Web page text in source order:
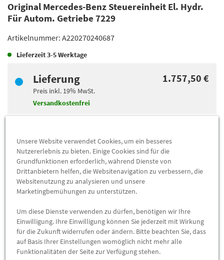
Original Mercedes-Benz Steuereinheit El. Hydr.
Für Autom. Getriebe 7229
Artikelnummer: A220270240687
Lieferzeit3-5 Werktage
Lieferung
Preis inkl. 19% MwSt.
Versandkostenfrei
1.757,50 €
Abholung
Preis inkl. 19% MwSt.
Abholbar andiesen Standorten
-
ZUM WARENKORB HINZUFÜGEN
Herstellerangaben:Mercedes-Benz AG |Mercedesstr. 120 |
70723 Stuttgart | Tel: +49711170 |E-Mail:
Unsere Website verwendet Cookies, um ein besseres
Nutzererlebnis zu bieten. Einige Cookies sind für die
Grundfunktionen erforderlich, während Dienste von
Drittanbietern helfen, die Websitenavigation zu verbessern, die
Websitenutzung zu analysieren und unsere
Marketingbemühungen zu unterstützen.
Um diese Dienste verwenden zu dürfen, benötigen wir Ihre
Einwilligung. Ihre Einwilligung können Sie jederzeit mit Wirkung
für die Zukunft widerrufen oder ändern. Bitte beachten Sie, dass
auf Basis Ihrer Einstellungen womöglich nicht mehr alle
Funktionalitäten der Seite zur Verfügung stehen.